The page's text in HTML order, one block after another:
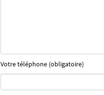
Votre téléphone (obligatoire)